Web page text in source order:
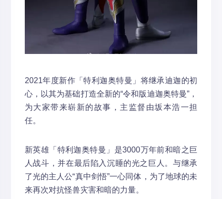
2021年度新作「特利迦奥特曼」将继承迪迦的初
心，以其为基础打造全新的“令和版迪迦奥特曼”，
为大家带来崭新的故事，主监督由坂本浩一担
任。
新英雄「特利迦奥特曼」是3000万年前和暗之巨
人战斗，并在最后陷入沉睡的光之巨人。与继承
了光的主人公“真中剑悟”一心同体，为了地球的未
来再次对抗怪兽灾害和暗的力量。